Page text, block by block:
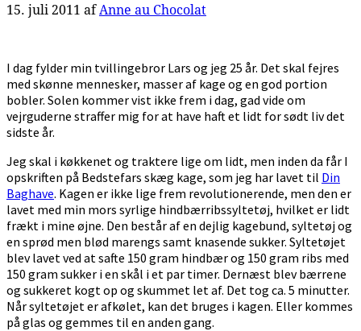
15. juli 2011 afAnne au Chocolat
I dag fylder min tvillingebror Lars og jeg 25 år. Det skal fejres
med skønne mennesker, masser af kage og en god portion
bobler. Solen kommer vist ikke frem i dag, gad vide om
vejrguderne straffer mig for at have haft et lidt for sødt liv det
sidste år.
Jeg skal i køkkenet og traktere lige om lidt, men inden da får I
opskriften på Bedstefars skæg kage, som jeg har lavet til Din
Baghave. Kagen er ikke lige frem revolutionerende, men den er
lavet med min mors syrlige hindbærribssyltetøj, hvilket er lidt
frækt i mine øjne. Den består af en dejlig kagebund, syltetøj og
en sprød men blød marengs samt knasende sukker. Syltetøjet
blev lavet ved at safte 150 gram hindbær og 150 gram ribs med
150 gram sukker i en skål i et par timer. Dernæst blev bærrene
og sukkeret kogt op og skummet let af. Det tog ca. 5 minutter.
Når syltetøjet er afkølet, kan det bruges i kagen. Eller kommes
på glas og gemmes til en anden gang.